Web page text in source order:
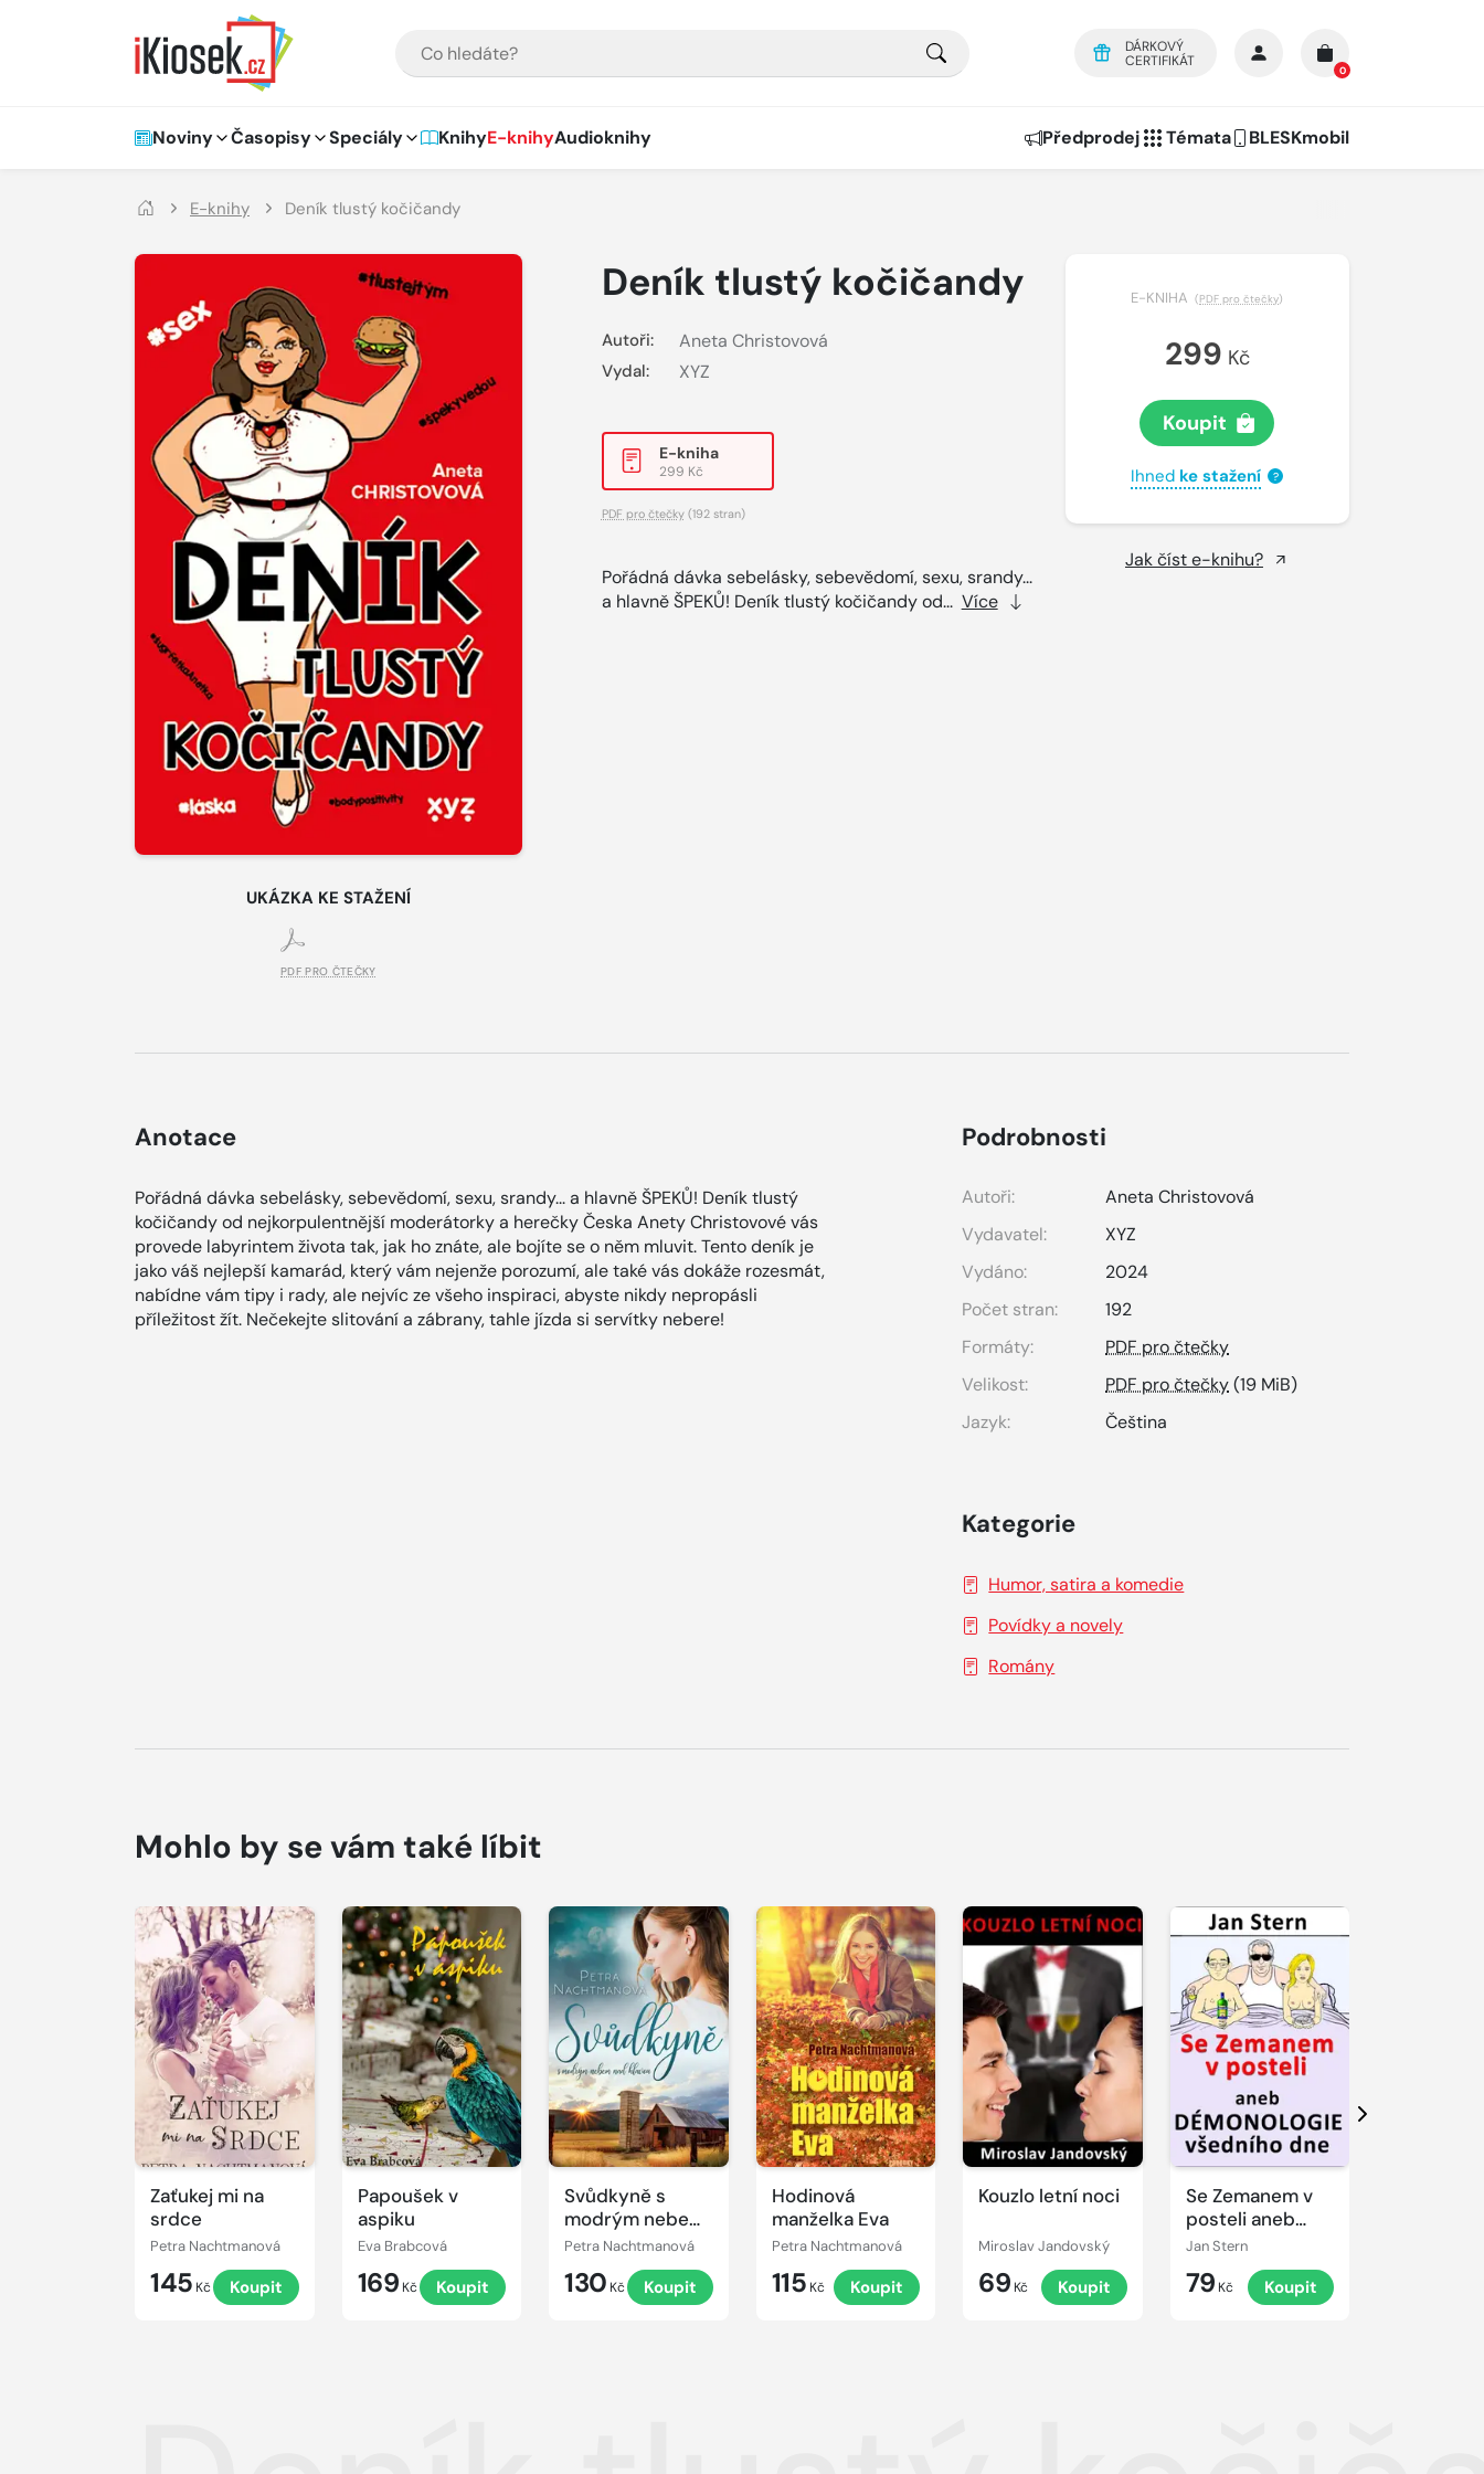
DÁRKOVÝ
CERTIFIKÁT
0
Hlavní navigace
Noviny Časopisy Speciály KnihyE-knihyAudioknihy Předprodej Témata BLESKmobil
E-knihy Deník tlustý kočičandy
UKÁZKA KE STAŽENÍ
PDF PRO ČTEČKY
Deník tlustý kočičandy
Autoři: Aneta Christovová
Vydal: XYZ
E-kniha
299 Kč
PDF pro čtečky(192 stran)
Pořádná dávka sebelásky, sebevědomí, sexu, srandy...
a hlavně ŠPEKŮ! Deník tlustý kočičandy od... Více
E-KNIHA (PDF pro čtečky)
299 Kč
Koupit
Ihned ke stažení ?
Jak číst e-knihu?
Anotace
Pořádná dávka sebelásky, sebevědomí, sexu, srandy... a hlavně ŠPEKŮ! Deník tlustý
kočičandy od nejkorpulentnější moderátorky a herečky Česka Anety Christovové vás
provede labyrintem života tak, jak ho znáte, ale bojíte se o něm mluvit. Tento deník je
jako váš nejlepší kamarád, který vám nejenže porozumí, ale také vás dokáže rozesmát,
nabídne vám tipy i rady, ale nejvíc ze všeho inspiraci, abyste nikdy nepropásli
příležitost žít. Nečekejte slitování a zábrany, tahle jízda si servítky nebere!
Podrobnosti
Autoři:
Aneta Christovová
Vydavatel:
XYZ
Vydáno:
2024
Počet stran:
192
Formáty:
PDF pro čtečky
Velikost:
PDF pro čtečky(19 MiB)
Jazyk:
Čeština
Kategorie
Humor, satira a komedie
Povídky a novely
Romány
Mohlo by se vám také líbit
Zaťukej mi na
srdce
Petra Nachtmanová
145 Kč Koupit
Papoušek v
aspiku
Eva Brabcová
169 Kč Koupit
Svůdkyně s
modrým nebem
nad hlavou
Petra Nachtmanová
130 Kč Koupit
Hodinová
manželka Eva
Petra Nachtmanová
115 Kč Koupit
Kouzlo letní noci
Miroslav Jandovský
69 Kč Koupit
Se Zemanem v
posteli aneb
démonologie
všedního dne
Jan Stern
79 Kč Koupit
Další